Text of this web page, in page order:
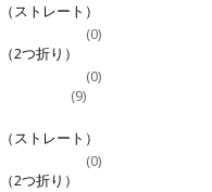
ストレート）
(0)
2つ折り）
(0)
(9)
ストレート）
(0)
2つ折り）